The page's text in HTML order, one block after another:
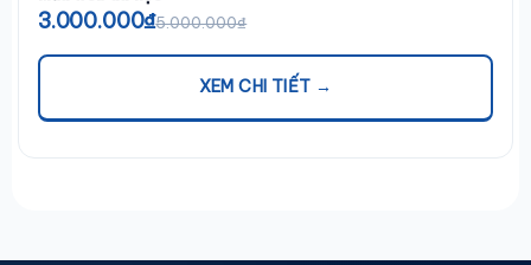
3.000.000₫5.000.000₫
XEM CHI TIẾT →